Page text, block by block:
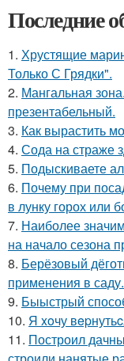
Последние
1. Хрустящие
Только С Грядки".
2. Мангальная
презентабельный.
3. Как вырастить
4. Сода на страже
5. Подыскиваете
6. Почему при
в лунку горох или
7. Наиболее
на начало сезона
8. Берёзовый
применения в саду.
9. Быыстрый
10. Я xoчу
11. Построил